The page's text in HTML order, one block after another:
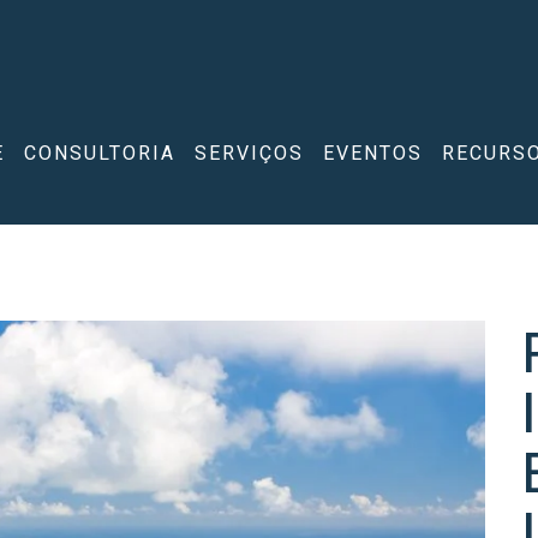
CONSULTORIA SERVIÇOS EVENTOS